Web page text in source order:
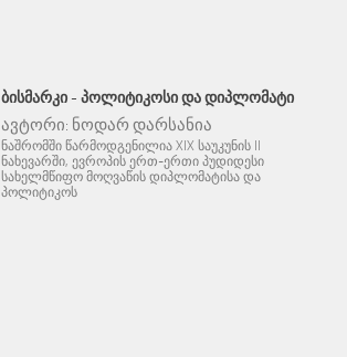
ᲑᲘᲡᲛᲐᲠᲙᲘ - ᲞᲝᲚᲘᲢᲘᲙᲝᲡᲘ ᲓᲐ ᲓᲘᲞᲚᲝᲛᲐᲢᲘ
ავტორი: ნოდარ დარსანია
ნაშრომში წარმოდგენილია XIX საუკუნის II
ნახევარში, ევროპის ერთ-ერთი პუდიდესი
სახელმწიფო მოღვაწის დიპლომატისა და
პოლიტიკოს